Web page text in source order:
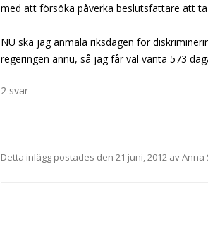
med att försöka påverka beslutsfattare att
NU ska jag anmäla riksdagen för
regeringen ännu, så jag får väl vänta 573
2 svar
Detta inlägg postades den 21 juni, 2012 avAnna